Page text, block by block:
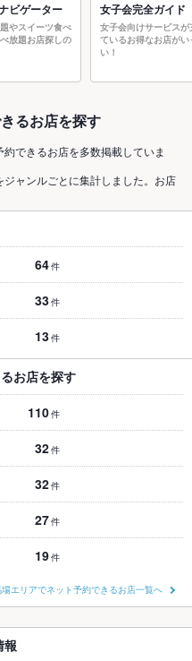
ビゲーター
やスイーツ食べ
放題お店探しの
女子会完全ガイド
女子会向けサービスが
ているお得なお店がい
い！
るお店を探す
できるお店を多数掲載していま
ャンルごとに集計しました。お店
64件
33件
13件
お店を探す
110件
32件
32件
27件
19件
エリアでネット予約できるお店一覧へ
報